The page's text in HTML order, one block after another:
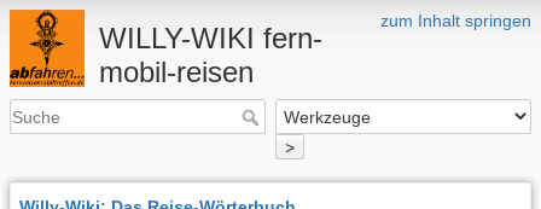
zum Inhalt springen
WILLY-WIKI fern-
mobil-reisen
>